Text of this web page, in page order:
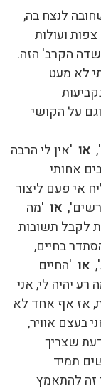
לנצח בה,
ועולות
הקרב' הזה.
לא מעט
על הקושי
או 'אין לי הרבה
אחותי
אי פעם ליצור
או 'מה
לקבל תשובות
בחיים,
או 'החיים
יהיה לי, אני
אז אף אחד לא
בעצם אוויר,
שצריך
תמיד
זה להתאמץ